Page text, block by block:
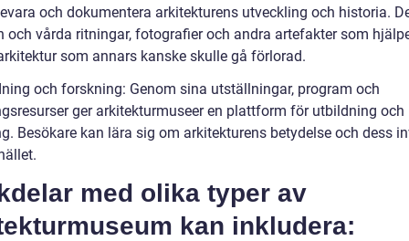
och dokumentera arkitekturens utveckling och historia.
och vårda ritningar, fotografier och andra artefakter som
som annars kanske skulle gå förlorad.
och forskning: Genom sina utställningar, program och
ger arkitekturmuseer en plattform för utbildning och
Besökare kan lära sig om arkitekturens betydelse och dess
med olika typer av
kan inkludera: